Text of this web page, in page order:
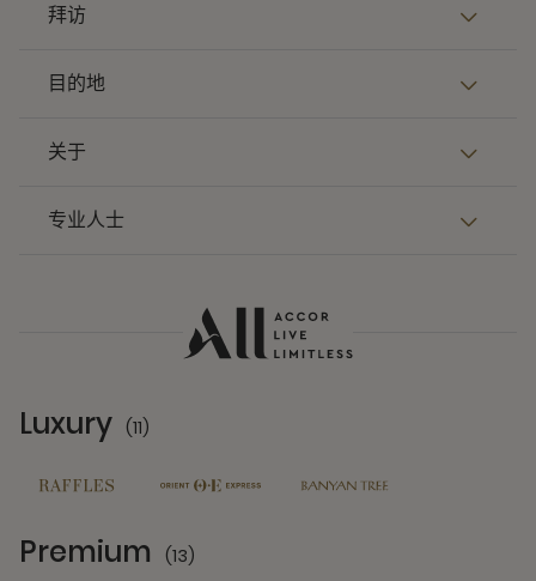
拜访
目的地
关于
专业人士
Luxury (11)
Premium (13)